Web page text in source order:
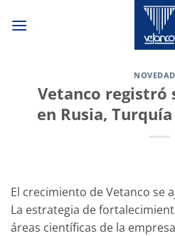
Vetanco registró
en Rusia,
El crecimiento de Vetanco se
La estrategia de
áreas científicas de la